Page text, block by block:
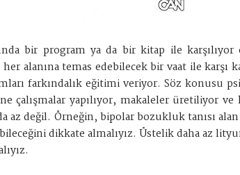
bir program ya da bir kitap ile karşılıyor
alanına temas edebilecek bir vaat ile
farkındalık eğitimi veriyor. Söz konusu
çalışmalar yapılıyor, makaleler üretiliyor
değil. Örneğin, bipolar bozukluk tanısı alan
dikkate almalıyız. Üstelik daha az